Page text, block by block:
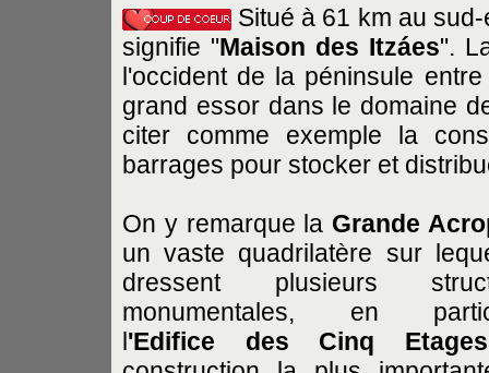
Situé à 61 km au
signifie "Maison des Itzáes".
l'occident de la péninsule
grand essor dans le domaine
citer comme exemple la
barrages pour stocker et
On y remarque la Grande
un vaste quadrilatère sur
dressent plusieurs
monumentales, en
l'Edifice des Cinq Etages